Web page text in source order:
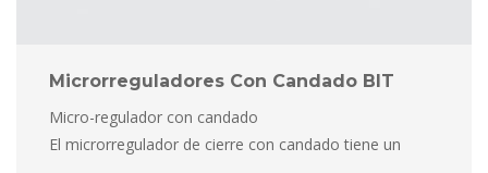
Microrreguladores Con Candado BIT
Micro-regulador con candado
El microrregulador de cierre con candado tiene un